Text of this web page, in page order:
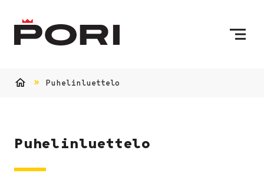
Puhelinluettelo
Puhelinluettelo